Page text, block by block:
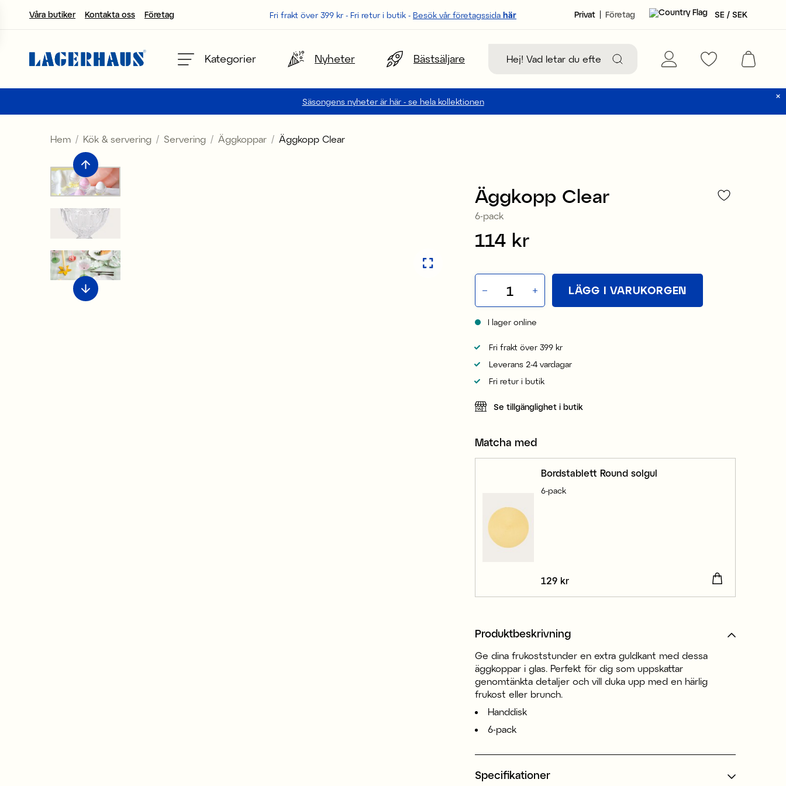
Våra butiker Kontakta oss Företag Fri frakt över 399 kr - Fri retur i butik - Besök vår företagssida här Privat Företag SE / SEK
Kategorier Nyheter Bästsäljare
Säsongens nyheter är här - se hela kollektionen
Välj språk / valuta
FI / EUR
NO / NKR
SE / SEK
Hem Kök & servering Servering Äggkoppar Äggkopp Clear
Äggkopp Clear
6-pack
Pris :114 kr
114 kr
LÄGG I VARUKORGEN
I lager online
Fri frakt över 399 kr
Leverans 2-4 vardagar
Fri retur i butik
Se tillgänglighet i butik
Matcha med
Bordstablett Round solgul
6-pack
Pris :129 kr
129 kr
Produktbeskrivning
Ge dina frukoststunder en extra guldkant med dessa
äggkoppar i glas. Perfekt för dig som uppskattar
genomtänkta detaljer och vill duka upp med en härlig
frukost eller brunch.
Handdisk
6-pack
Specifikationer